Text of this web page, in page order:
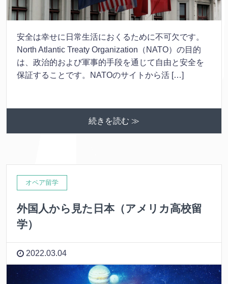
安全は幸せに日常生活におくるために不可欠です。
North Atlantic Treaty Organization（NATO）の目的
は、政治的および軍事的手段を通じて自由と安全を
保証することです。NATOのサイトから活 […]
続きを読む ≫
オペア留学
外国人から見た日本（アメリカ高校留
学）
2022.03.04